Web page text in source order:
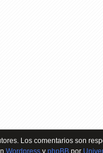
Los comentarios son
Wordpress y phpBB por